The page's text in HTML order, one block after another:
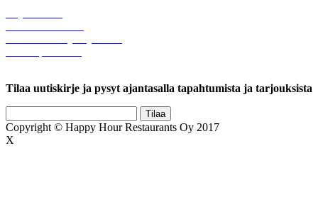
Tilaa uutiskirje ja pysyt ajantasalla tapahtumista ja tarjouksista
Copyright © Happy Hour Restaurants Oy 2017
X